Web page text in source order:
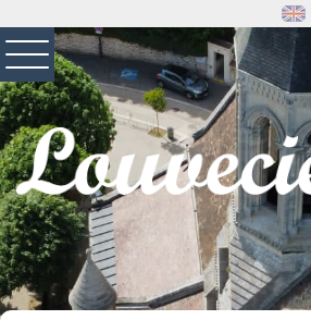
MENU
PRINCIPAL
Visiter la page accueil du site de